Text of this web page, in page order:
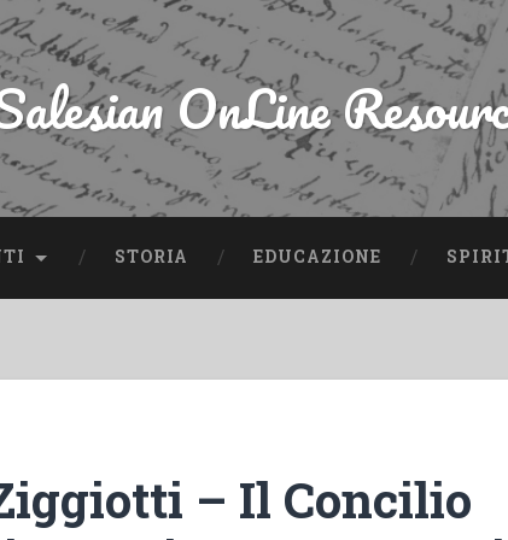
OnLine
STORIA EDUCAZIONE
– Il Concilio